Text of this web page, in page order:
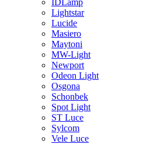
IDLamp
Lightstar
Lucide
Masiero
Maytoni
MW-Light
Newport
Odeon Light
Osgona
Schonbek
Spot Light
ST Luce
Sylcom
Vele Luce